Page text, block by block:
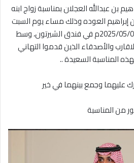
بن عبدالله العجلان بمناسبة زواج ابنه
العوده وذلك مساء يوم السبت
1446/11/05ﮪ الموافق 2025/05/03م في فندق الشيرتون، وسط
والأصدقاء الذين قدموا التهاني
المناسبة السعيدة ..
عليهما وجمع بينهما في خير
من المناسبة